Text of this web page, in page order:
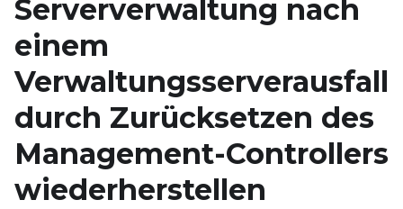
Serververwaltung nach
einem
Verwaltungsserverausfall
durch Zurücksetzen des
Management-Controllers
wiederherstellen